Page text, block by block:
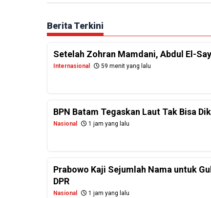
Berita Terkini
Setelah Zohran Mamdani, Abdul El-
Internasional 59 menit yang lalu
BPN Batam Tegaskan Laut Tak Bisa
Nasional 1 jam yang lalu
Prabowo Kaji Sejumlah Nama untuk
DPR
Nasional 1 jam yang lalu